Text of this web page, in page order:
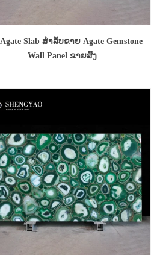
Slab ສໍາລັບຂາຍ Agate Gemstone
Wall Panel ຂາຍສົ່ງ